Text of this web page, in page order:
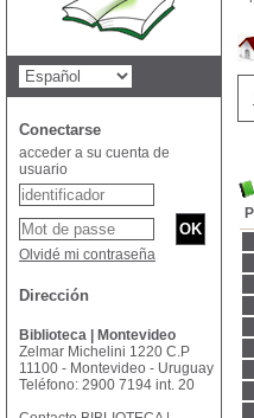
Conectarse
acceder a su cuenta de
usuario
Olvidé mi contraseña
Dirección
Biblioteca | Montevideo
Zelmar Michelini 1220 C.P
11100 - Montevideo - Uruguay
Teléfono: 2900 7194 int. 20